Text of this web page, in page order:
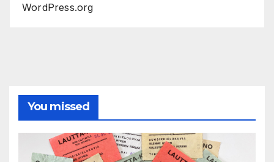
WordPress.org
You missed